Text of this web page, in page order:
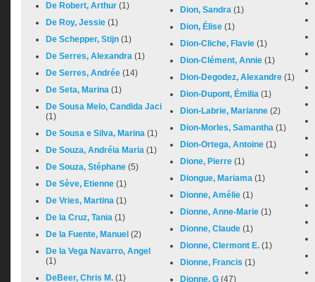
De Robert, Arthur (1)
De Roy, Jessie (1)
De Schepper, Stijn (1)
De Serres, Alexandra (1)
De Serres, Andrée (14)
De Seta, Marina (1)
De Sousa Melo, Candida Jaci
(1)
De Sousa e Silva, Marina (1)
De Souza, Andréia Maria (1)
De Souza, Stéphane (5)
De Sève, Etienne (1)
De Vries, Martina (1)
De la Cruz, Tania (1)
De la Fuente, Manuel (2)
De la Vega Navarro, Angel
(1)
DeBeer, Chris M. (1)
Dion, Sandra (1)
Dion, Élise (1)
Dion-Cliche, Flavie (1)
Dion-Clément, Annie (1)
Dion-Degodez, Alexandre (1)
Dion-Dupont, Émilia (1)
Dion-Labrie, Marianne (2)
Dion-Morles, Samantha (1)
Dion-Ortega, Antoine (1)
Dione, Pierre (1)
Diongue, Mariama (1)
Dionne, Amélie (1)
Dionne, Anne-Marie (1)
Dionne, Claude (1)
Dionne, Clermont E. (1)
Dionne, Francis (1)
Dionne, G (47)